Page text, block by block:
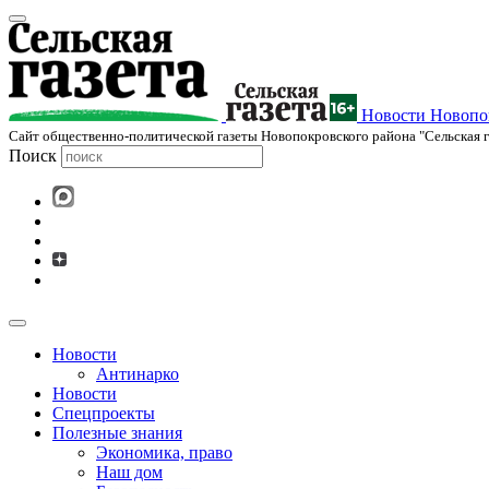
Новости
Cайт общественно-политической газеты Новопокровского района "Сельская
Поиск
Новости
Антинарко
Новости
Спецпроекты
Полезные знания
Экономика, право
Наш дом